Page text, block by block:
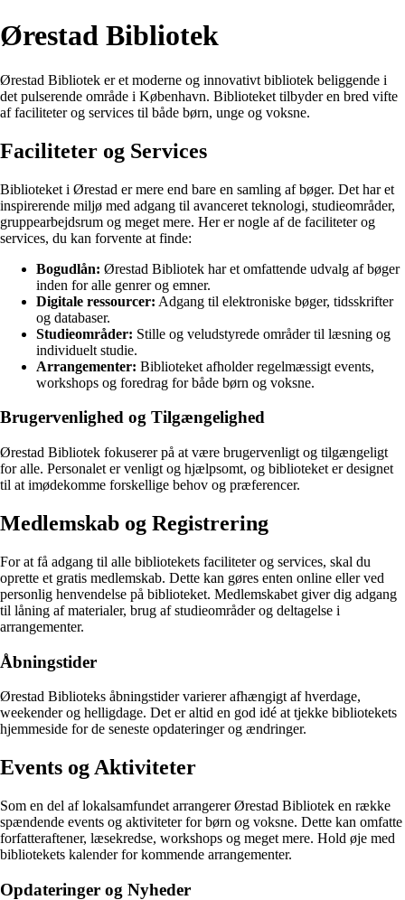
Ørestad Bibliotek
Ørestad Bibliotek er et moderne og innovativt bibliotek beliggende i
det pulserende område i København. Biblioteket tilbyder en bred vifte
af faciliteter og services til både børn, unge og voksne.
Faciliteter og Services
Biblioteket i Ørestad er mere end bare en samling af bøger. Det har et
inspirerende miljø med adgang til avanceret teknologi, studieområder,
gruppearbejdsrum og meget mere. Her er nogle af de faciliteter og
services, du kan forvente at finde:
Bogudlån: Ørestad Bibliotek har et omfattende udvalg af bøger
inden for alle genrer og emner.
Digitale ressourcer: Adgang til elektroniske bøger, tidsskrifter
og databaser.
Studieområder: Stille og veludstyrede områder til læsning og
individuelt studie.
Arrangementer: Biblioteket afholder regelmæssigt events,
workshops og foredrag for både børn og voksne.
Brugervenlighed og Tilgængelighed
Ørestad Bibliotek fokuserer på at være brugervenligt og tilgængeligt
for alle. Personalet er venligt og hjælpsomt, og biblioteket er designet
til at imødekomme forskellige behov og præferencer.
Medlemskab og Registrering
For at få adgang til alle bibliotekets faciliteter og services, skal du
oprette et gratis medlemskab. Dette kan gøres enten online eller ved
personlig henvendelse på biblioteket. Medlemskabet giver dig adgang
til låning af materialer, brug af studieområder og deltagelse i
arrangementer.
Åbningstider
Ørestad Biblioteks åbningstider varierer afhængigt af hverdage,
weekender og helligdage. Det er altid en god idé at tjekke bibliotekets
hjemmeside for de seneste opdateringer og ændringer.
Events og Aktiviteter
Som en del af lokalsamfundet arrangerer Ørestad Bibliotek en række
spændende events og aktiviteter for børn og voksne. Dette kan omfatte
forfatteraftener, læsekredse, workshops og meget mere. Hold øje med
bibliotekets kalender for kommende arrangementer.
Opdateringer og Nyheder